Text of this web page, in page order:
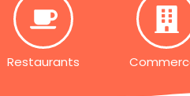
Restaurants